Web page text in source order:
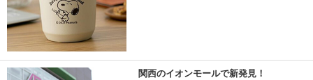
関西のイオンモールで新発見！